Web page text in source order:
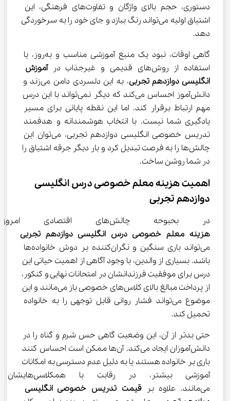
دستوری، حجم بالای واژگان و تفاوت‌های فرهنگی، این
اشتیاق اولیه می‌تواند رنگ ببازد و جای خود را به سرخوردگی
دهد.
گاهی اوقات، نبود یک منبع آموزشی مناسب و به‌روز، یا
استفاده از روش‌های قدیمی و غیرجذاب در
آموزش
انگلیسی دوازدهم تجربی
، به این دلسردی دامن می‌زند و
دانش‌آموز احساس می‌کند که دیگر نمی‌تواند با این درس
مهم ارتباط برقرار کند. اما این نقطه پایانی برای مسیر
یادگیری شما نیست. با انتخاب هوشمندانه و هدفمند
تدریس خصوصی انگلیسی دوازدهم تجربی، می‌توان این
چالش‌ها را به فرصت تبدیل کرد و بار دیگر جرقه اشتیاق را
در شما روشن ساخت.
اهمیت هزینه معلم خصوصی درس انگلیسی
دوازدهم تجربی
در بحبوحه چالش‌های اقتصادی امروز، دغدغه تأمین
هزینه معلم خصوصی درس انگلیسی دوازدهم تجربی
می‌تواند باری سنگین و نگران‌کننده بر دوش خانواده‌ها
باشد. بسیاری از والدین، با وجود آگاهی از اهمیت حیاتی این
درس برای موفقیت فرزندانشان در امتحانات نهایی و کنکور،
از پرداخت مبالغ بالای کلاس‌های خصوصی باز می‌مانند و این
موضوع می‌تواند فشار روانی قابل توجهی را به خانواده
تحمیل کند.
حتی بدتر از آن، این وضعیت گاهی حس شرم و گناه را در
دانش‌آموزان ایجاد می‌کند. آن‌ها ممکن است احساس کنند
باری بر خانواده هستند یا به دلیل عدم دسترسی به امکانات
آموزشی بیشتر، در رقابت
می‌مانند. علاوه بر
قیمت تدریس خصوصی انگلیسی